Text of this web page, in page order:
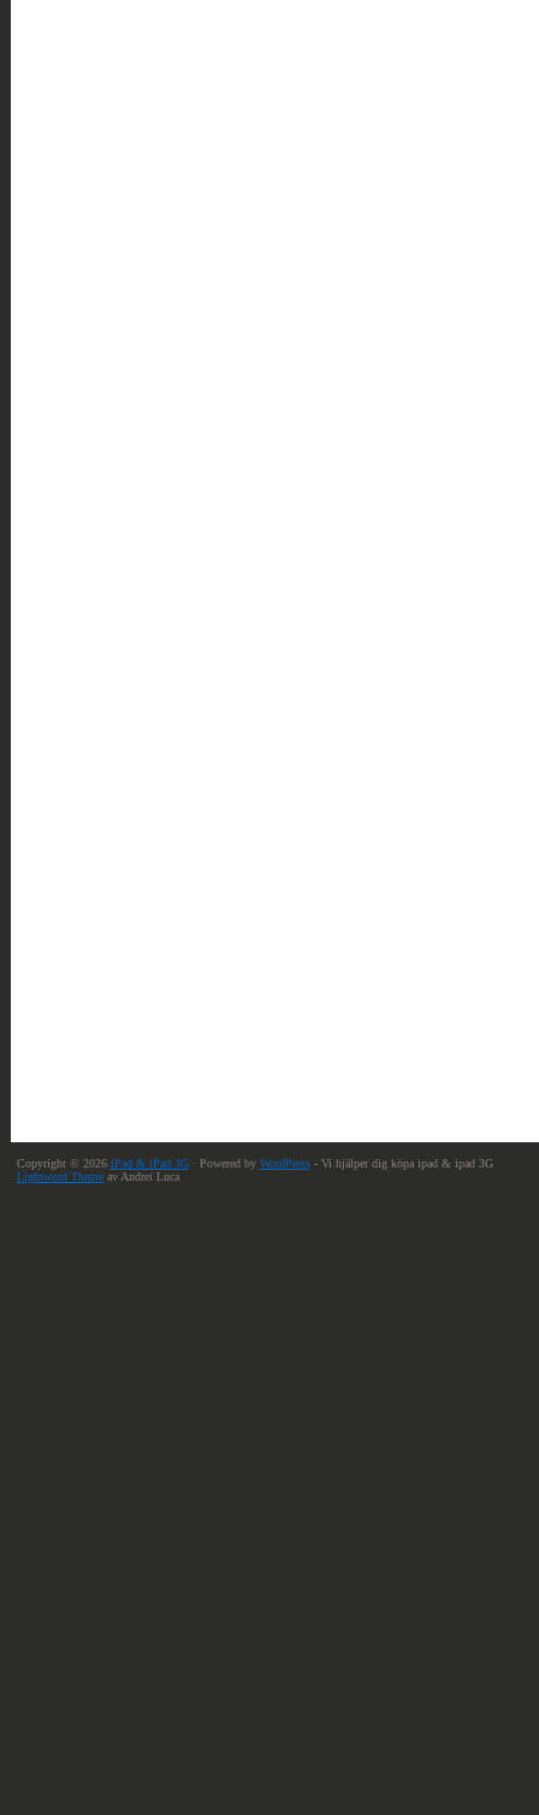
Copyright © 2026 iPad & iPad 3G· Powered by WordPress- Vi hjälper dig köpa ipad & ipad 3G
Lightword Themeav Andrei Luca